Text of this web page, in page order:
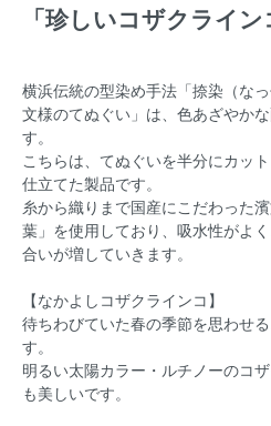
「珍しいコザクライ
横浜伝統の型染め手法「捺染（な
文様のてぬぐい」は、 色あざやか
す。
こちらは、てぬぐいを半分にカッ
仕立てた製品です。
糸から織りまで国産にこだわった
葉」を使用しており、 吸水性がよ
合いが増していきます。
【なかよしコザクラインコ】
待ちわびていた春の季節を思わせ
す。
明るい太陽カラー・ルチノーのコ
も美しいです。